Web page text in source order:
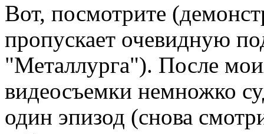
Вот, посмотрите
пропускает очевидную
"Металлурга"). После
видеосъемки немножко
один эпизод (снова